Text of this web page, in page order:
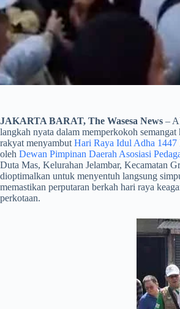
JAKARTA BARAT, The Wasesa News –
langkah nyata dalam memperkokoh
rakyat menyambutHari Raya Idul Adha
oleh Dewan Pimpinan Daerah Asosiasi
Duta Mas, Kelurahan Jelambar, Kecamatan
dioptimalkan untuk menyentuh langsung
memastikan perputaran berkah hari raya
perkotaan.